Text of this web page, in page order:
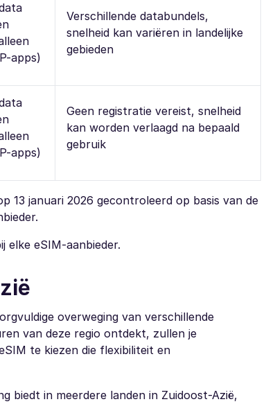
apps)
Verschillende databundels,
snelheid kan variëren in landelijke
gebieden
apps)
Geen registratie vereist, snelheid
kan worden verlaagd na bepaald
gebruik
13 januari 2026 gecontroleerd op basis van de
eSIM-aanbieder.
overweging van verschillende
van deze regio ontdekt, zullen je
te kiezen die flexibiliteit en
biedt in meerdere landen in Zuidoost-Azië,